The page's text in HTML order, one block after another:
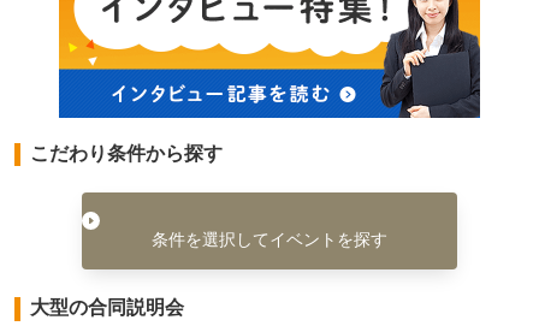
こだわり条件から探す
条件を選択してイベントを探す
大型の合同説明会